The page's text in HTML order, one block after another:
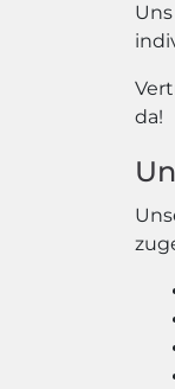
da!